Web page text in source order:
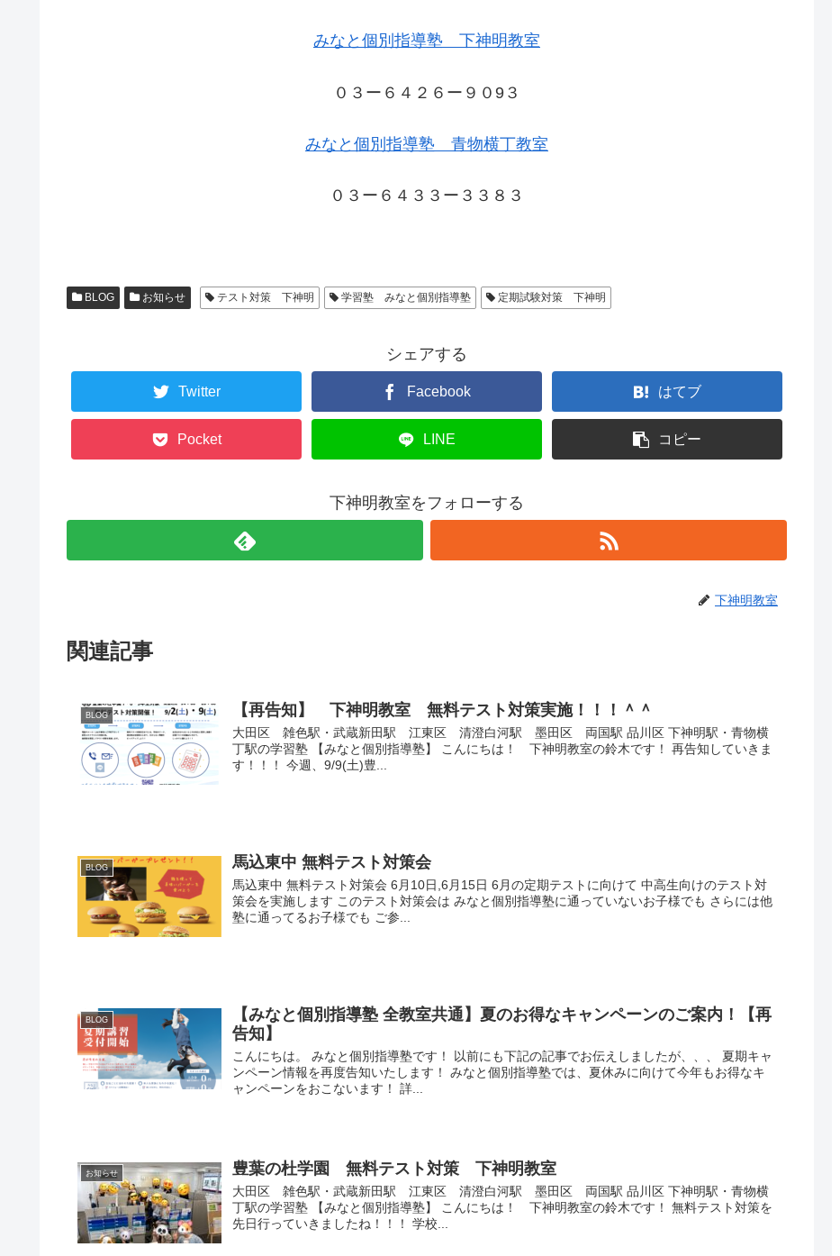
みなと個別指導塾 下神明教室
０３ー６４２６ー９０9３
みなと個別指導塾 青物横丁教室
０３ー６４３３ー３３８３
BLOG お知らせ テスト対策 下神明 学習塾 みなと個別指導塾 定期試験対策 下神明
シェアする
Twitter Facebook はてブ
Pocket LINE コピー
下神明教室をフォローする
下神明教室
関連記事
BLOG 【再告知】 下神明教室 無料テスト対策実施！！！＾＾
大田区 雑色駅・武蔵新田駅 江東区 清澄白河駅 墨田区 両国駅 品川区 下神明駅・青物横
丁駅の学習塾 【みなと個別指導塾】 こんにちは！ 下神明教室の鈴木です！ 再告知していきま
す！！！ 今週、9/9(土)豊...
BLOG 馬込東中 無料テスト対策会
馬込東中 無料テスト対策会 6月10日,6月15日 6月の定期テストに向けて 中高生向けのテスト対
策会を実施します このテスト対策会は みなと個別指導塾に通っていないお子様でも さらには他
塾に通ってるお子様でも ご参...
BLOG
【みなと個別指導塾 全教室共通】夏のお得なキャンペーンのご案内！【再
告知】
こんにちは。 みなと個別指導塾です！ 以前にも下記の記事でお伝えしましたが、、、 夏期キャ
ンペーン情報を再度告知いたします！ みなと個別指導塾では、夏休みに向けて今年もお得なキ
ャンペーンをおこないます！ 詳...
お知らせ 豊葉の杜学園 無料テスト対策 下神明教室
大田区 雑色駅・武蔵新田駅 江東区 清澄白河駅 墨田区 両国駅 品川区 下神明駅・青物横
丁駅の学習塾 【みなと個別指導塾】 こんにちは！ 下神明教室の鈴木です！ 無料テスト対策を
先日行っていきましたね！！！ 学校...